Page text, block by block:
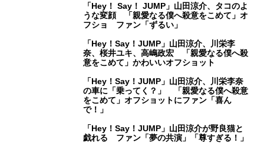
「Hey！ Say！ JUMP」山田涼介、タコのよ
うな変顔 「親愛なる僕へ殺意をこめて」オ
フショ ファン「ずるい」
「Hey！Say！JUMP」山田涼介、川栄李
奈、桜井ユキ、高嶋政宏 「親愛なる僕へ殺
意をこめて」かわいいオフショット
「Hey！Say！JUMP」山田涼介、川栄李奈
の車に「乗ってく？」 「親愛なる僕へ殺意
をこめて」オフショットにファン「喜ん
で！」
「Hey！Say！JUMP」山田涼介が野良猫と
戯れる ファン「夢の共演」「尊すぎる！」